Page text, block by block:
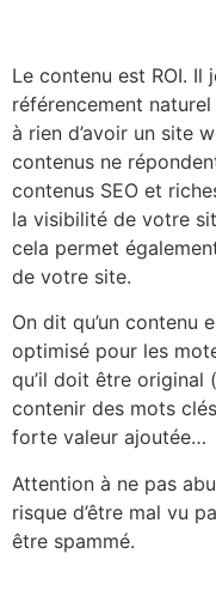
Le contenu est ROI. Il
référencement naturel
à rien d’avoir un site
contenus ne
contenus SEO et
la visibilité de votre
cela permet
de votre site.
On dit qu’un contenu
optimisé pour les
qu’il doit être original
contenir des mots
forte valeur ajoutée…
Attention à ne pas
risque d’être mal vu
être spammé.